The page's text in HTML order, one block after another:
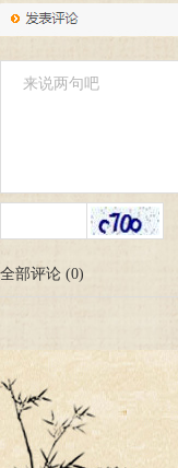
全部评论 (0)